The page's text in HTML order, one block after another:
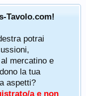
Tavolo.com!
potrai
mercatino e
la tua
aspetti?
a e non